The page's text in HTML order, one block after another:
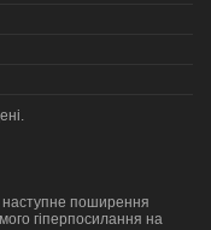
наступне поширення
гіперпосилання на